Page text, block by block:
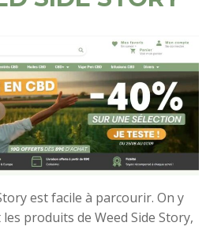
est facile à parcourir. On y
produits de Weed Side Story,